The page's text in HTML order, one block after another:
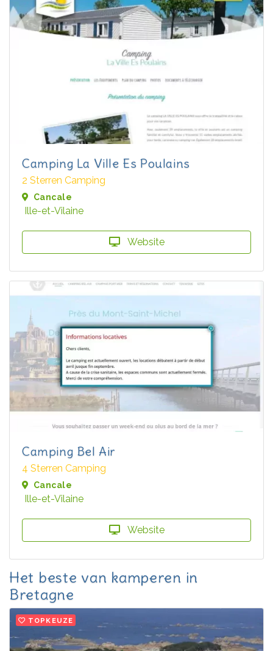
Camping La Ville Es Poulains
2 Sterren Camping
Cancale
Ille-et-Vilaine
Website
Camping Bel Air
4 Sterren Camping
Cancale
Ille-et-Vilaine
Website
Het beste van kamperen in
Bretagne
TOPKEUZE